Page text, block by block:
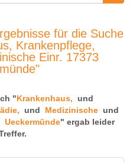
für die Suche
Krankenpflege,
Einr. 17373
"Krankenhaus,
und
und Medizinische und
Ueckermünde" ergab leider